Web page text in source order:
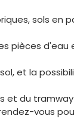
sols en
pièces
et la
et du
vous